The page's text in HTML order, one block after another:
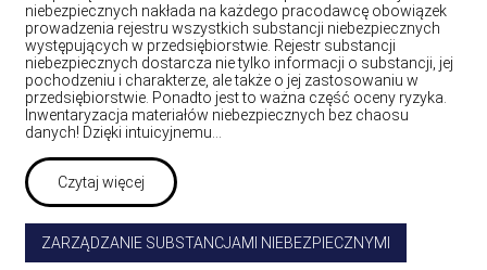
niebezpiecznych nakłada na każdego pracodawcę obowiązek
prowadzenia rejestru wszystkich substancji niebezpiecznych
występujących w przedsiębiorstwie. Rejestr substancji
niebezpiecznych dostarcza nie tylko informacji o substancji, jej
pochodzeniu i charakterze, ale także o jej zastosowaniu w
przedsiębiorstwie. Ponadto jest to ważna część oceny ryzyka.
Inwentaryzacja materiałów niebezpiecznych bez chaosu
danych! Dzięki intuicyjnemu…
Czytaj więcej
ZARZĄDZANIE SUBSTANCJAMI NIEBEZPIECZNYMI